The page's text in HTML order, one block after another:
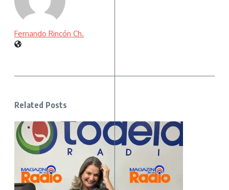
Fernando Rincón Ch.
Related Posts